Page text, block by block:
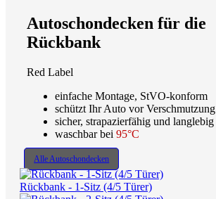
Autoschondecken für die
Rückbank
Red Label
einfache Montage, StVO-konform
schützt Ihr Auto vor Verschmutzung
sicher, strapazierfähig und langlebig
waschbar bei 95°C
Alle Autoschondecken
Rückbank - 1-Sitz (4/5 Türer)